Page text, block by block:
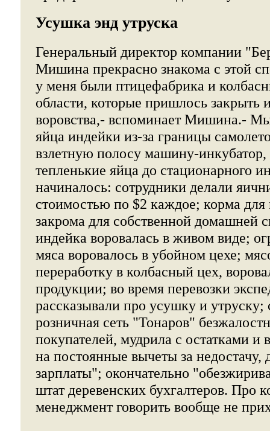
Усушка энд утруска
Генеральный директор компании
Мишина прекрасно знакома с этой
у меня были птицефабрика и
области, которые пришлось закрыть
воровства,- вспоминает Мишина.-
яйца индейки из-за границы
взлетную полосу машину-инкубатор,
тепленькие яйца до стационарного
начиналось: сотрудники делали
стоимостью по $2 каждое; корма
закрома для собственной домашней
индейка воровалась в живом виде;
мяса воровалось в убойном цехе;
переработку в колбасный цех,
продукции; во время перевозки
рассказывали про усушку и утруску;
розничная сеть "Тонаров"
покупателей, мудрила с остатками и
на постоянные вычеты за недостачу,
зарплаты"; окончательно
штат деревенских бухгалтеров. Про
менеджмент говорить вообще не